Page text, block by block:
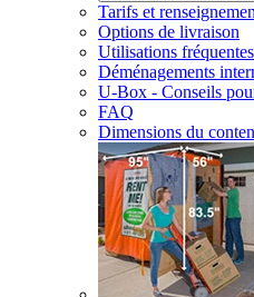
Tarifs et
Options de livraison
Utilisations fréquentes
Déménagements
U-Box - Conseils
FAQ
Dimensions du